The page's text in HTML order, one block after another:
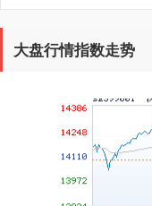
大盘行情指数走势
深证成指